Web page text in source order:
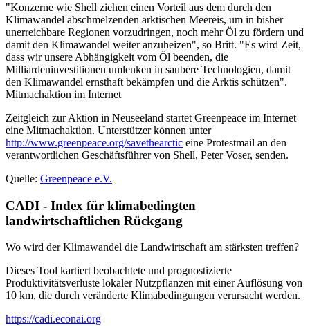
"Konzerne wie Shell ziehen einen Vorteil aus dem durch den
Klimawandel abschmelzenden arktischen Meereis, um in bisher
unerreichbare Regionen vorzudringen, noch mehr Öl zu fördern und
damit den Klimawandel weiter anzuheizen", so Britt. "Es wird Zeit,
dass wir unsere Abhängigkeit vom Öl beenden, die
Milliardeninvestitionen umlenken in saubere Technologien, damit
den Klimawandel ernsthaft bekämpfen und die Arktis schützen".
Mitmachaktion im Internet
Zeitgleich zur Aktion in Neuseeland startet Greenpeace im Internet
eine Mitmachaktion. Unterstützer können unter
http://www.greenpeace.org/savethearctic eine Protestmail an den
verantwortlichen Geschäftsführer von Shell, Peter Voser, senden.
Quelle: Greenpeace e.V.
CADI - Index für klimabedingten
landwirtschaftlichen Rückgang
Wo wird der Klimawandel die Landwirtschaft am stärksten treffen?
Dieses Tool kartiert beobachtete und prognostizierte
Produktivitätsverluste lokaler Nutzpflanzen mit einer Auflösung von
10 km, die durch veränderte Klimabedingungen verursacht werden.
https://cadi.econai.org